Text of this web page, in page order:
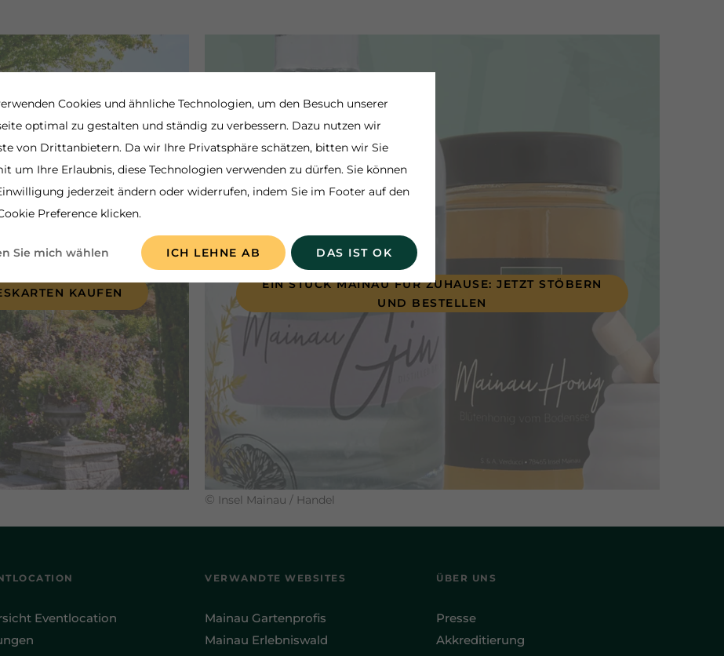
Cookies und ähnliche Technologien, um den Besuch unserer
optimal zu gestalten und ständig zu verbessern. Dazu nutzen wir
von Drittanbietern. Da wir Ihre Privatsphäre schätzen, bitten wir Sie
um Ihre Erlaubnis, diese Technologien verwenden zu dürfen. Sie können
jederzeit ändern oder widerrufen, indem Sie im Footer auf den
Preference klicken.
Sie mich wählen ICH LEHNE AB DAS IST OK
KAUFEN
© Insel Mainau / Handel
EIN STÜCK MAINAU FÜR ZUHAUSE: JETZT STÖBERN
UND BESTELLEN
Eventlocation
VERWANDTE WEBSITES
Mainau Gartenprofis
Mainau Erlebniswald
ÜBER UNS
Presse
Akkreditierung